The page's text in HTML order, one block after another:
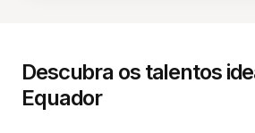
Descubra os talentos
Equador